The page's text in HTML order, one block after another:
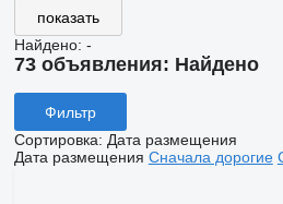
показать
Найдено: -
73 объявления: Найдено
Фильтр
Сортировка: Дата размещения
Дата размещения Сначала дорогие